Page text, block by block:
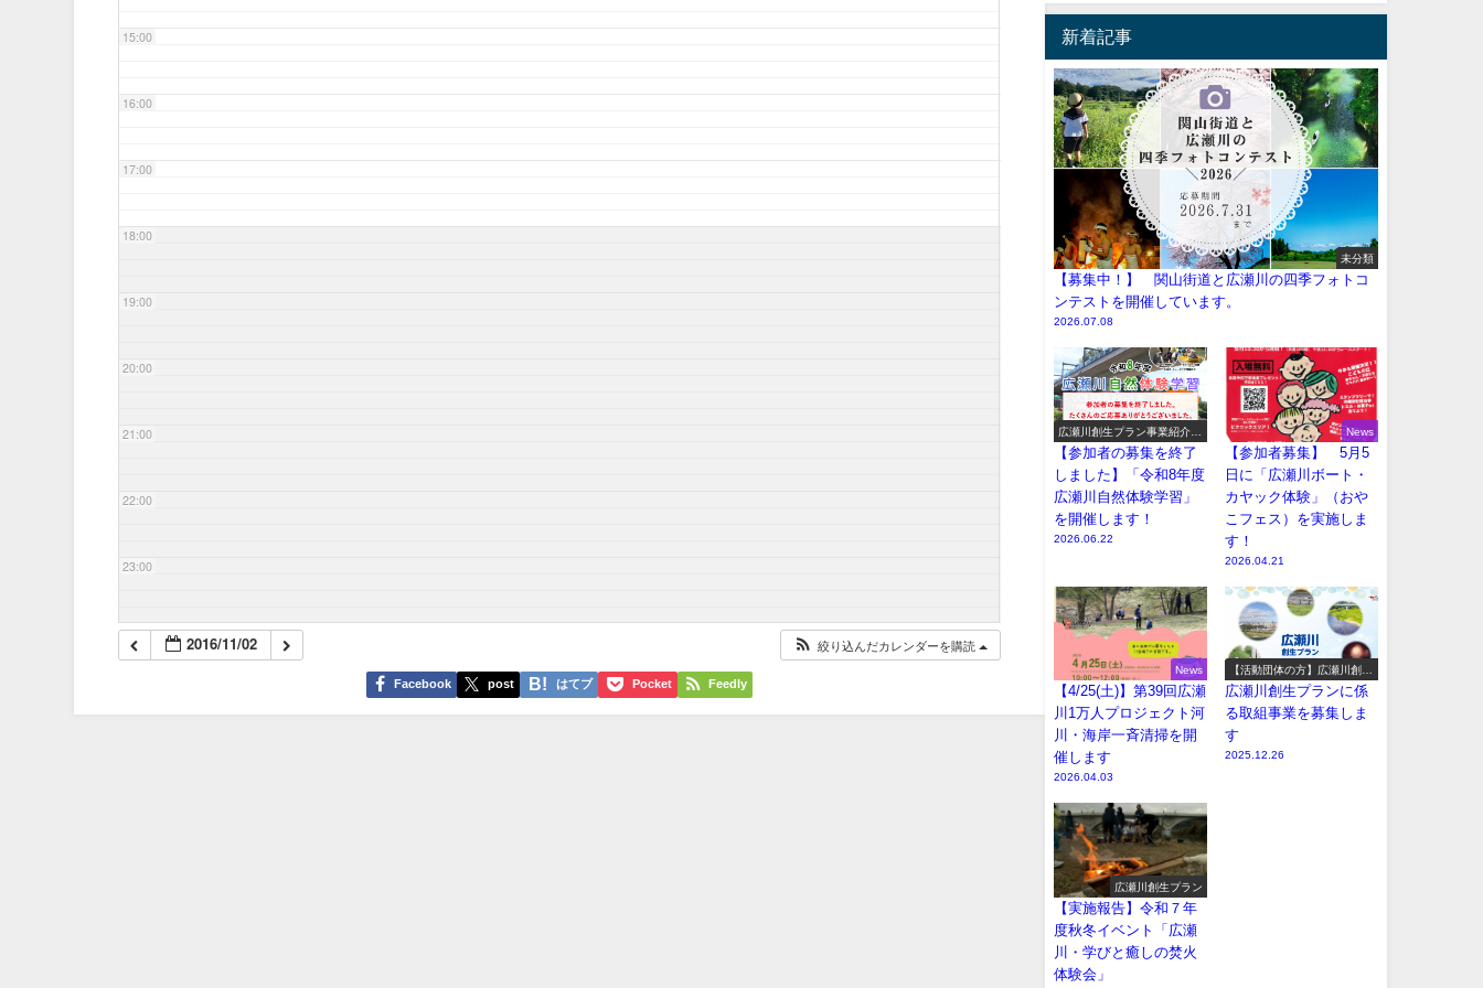
15:00
16:00
17:00
18:00
19:00
20:00
21:00
22:00
23:00
2016/11/02 絞り込んだカレンダーを購読
Facebook post はてブ Pocket Feedly
新着記事
未分類
【募集中！】 関山街道と広瀬川の四季フォトコ
ンテストを開催しています。
2026.07.08
広瀬川創生プラン事業紹介
（イベント系）
【参加者の募集を終了
しました】「令和8年度
広瀬川自然体験学習」
を開催します！
2026.06.22
News
【参加者募集】 5月5
日に「広瀬川ボート・
カヤック体験」（おや
こフェス）を実施しま
す！
2026.04.21
News
【4/25(土)】第39回広瀬
川1万人プロジェクト河
川・海岸一斉清掃を開
催します
2026.04.03
【活動団体の方】広瀬川創生
プラン参加事業の募集
広瀬川創生プランに係
る取組事業を募集しま
す
2025.12.26
広瀬川創生プラン
【実施報告】令和７年
度秋冬イベント「広瀬
川・学びと癒しの焚火
体験会」